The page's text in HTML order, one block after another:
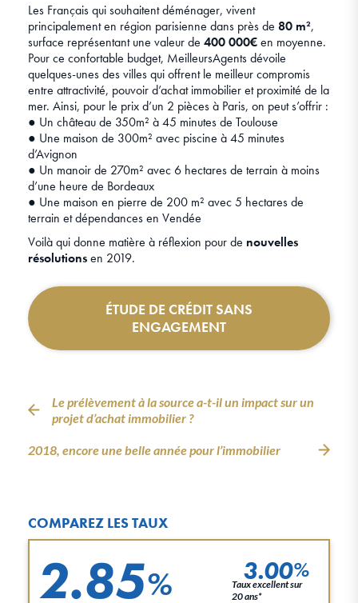
Les Français qui souhaitent déménager, vivent
principalement en région parisienne dans près de 80 m²,
surface représentant une valeur de 400 000€en moyenne.
Pour ce confortable budget, MeilleursAgents dévoile
quelques-unes des villes qui offrent le meilleur compromis
entre attractivité, pouvoir d’achat immobilier et proximité de la
mer. Ainsi, pour le prix d’un 2 pièces à Paris, on peut s’offrir :
● Un château de 350m² à 45 minutes de Toulouse
● Une maison de 300m² avec piscine à 45 minutes
d’Avignon
● Un manoir de 270m² avec 6 hectares de terrain à moins
d’une heure de Bordeaux
● Une maison en pierre de 200 m² avec 5 hectares de
terrain et dépendances en Vendée
Voilà qui donne matière à réflexion pour de nouvelles
résolutionsen 2019.
ÉTUDE DE CRÉDIT SANS
ENGAGEMENT
Le prélèvement à la source a-t-il un impact sur un
projet d’achat immobilier ?
2018, encore une belle année pour l’immobilier
COMPAREZ LES TAUX
2.85% 3.00%
Taux excellent sur
20 ans*